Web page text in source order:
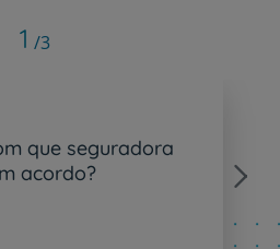
que seguradora
acordo?
Next
1 /3